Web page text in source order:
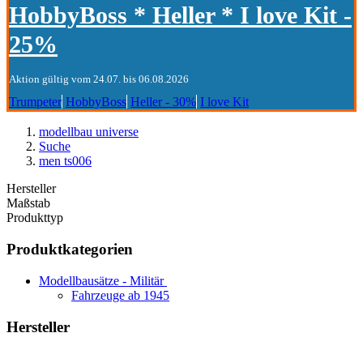
HobbyBoss * Heller * I love Kit -
25%
Aktion gültig vom 24.07. bis 06.08.2026
Trumpeter HobbyBoss Heller - 30% I love Kit
modellbau universe
Suche
men ts006
Hersteller
Maßstab
Produkttyp
Produktkategorien
Modellbausätze - Militär
Fahrzeuge ab 1945
Hersteller